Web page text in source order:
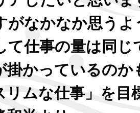
がなかなか思う
て仕事の量は同じ
掛かっているのか
リムな仕事」を目